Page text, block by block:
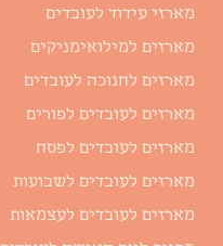
מארזי עידוד לעובדים
מארזים למילואימניקים
מארזים לחנוכה לעובדים
מארזים לעובדים לפורים
מארזים לעובדים לפסח
מארזים לעובדים לשבועות
מארזים לעובדים לעצמאות